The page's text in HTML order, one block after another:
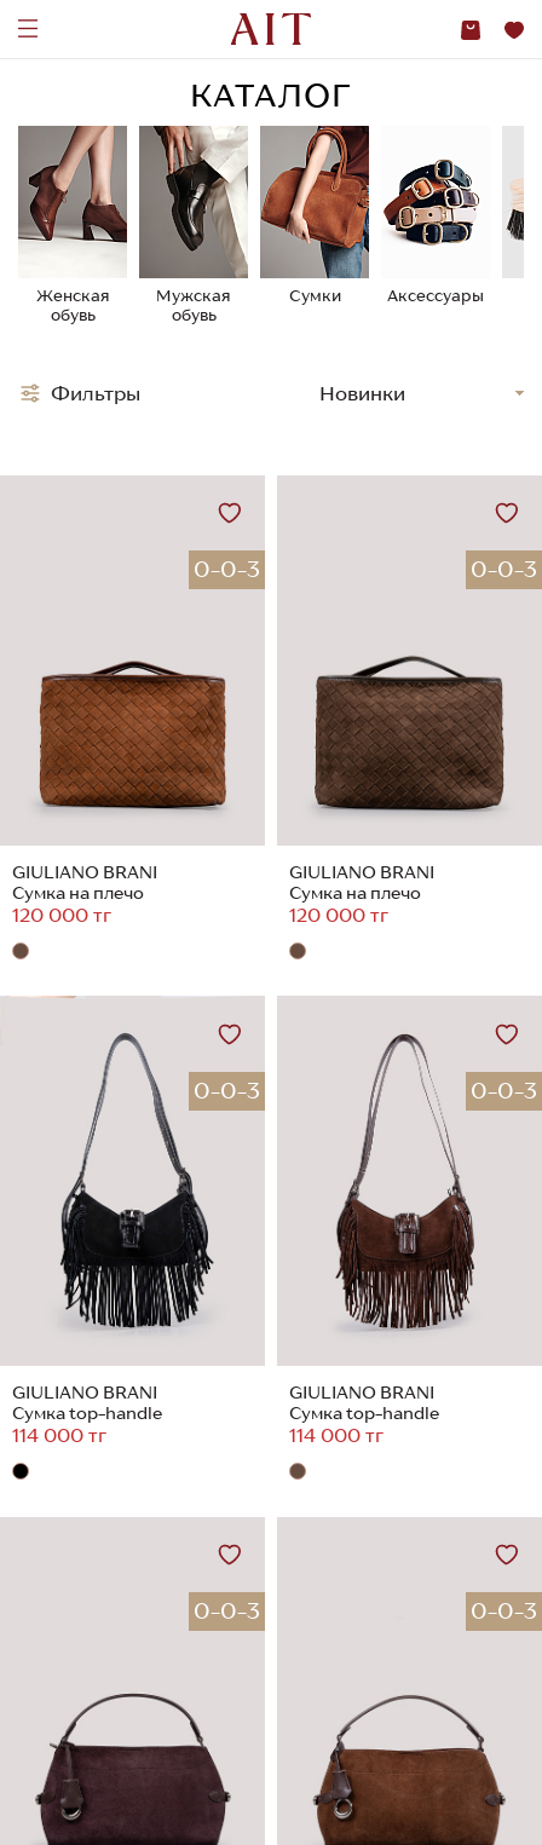
КАТАЛОГ
Женская
обувь
Мужская
обувь
Сумки Аксессуары
0-0-3
GIULIANO BRANI
Сумка на плечо
120 000 тг
0-0-3
GIULIANO BRANI
Сумка на плечо
120 000 тг
0-0-3
GIULIANO BRANI
Сумка top-handle
114 000 тг
0-0-3
GIULIANO BRANI
Сумка top-handle
114 000 тг
0-0-3 0-0-3
Фильтры